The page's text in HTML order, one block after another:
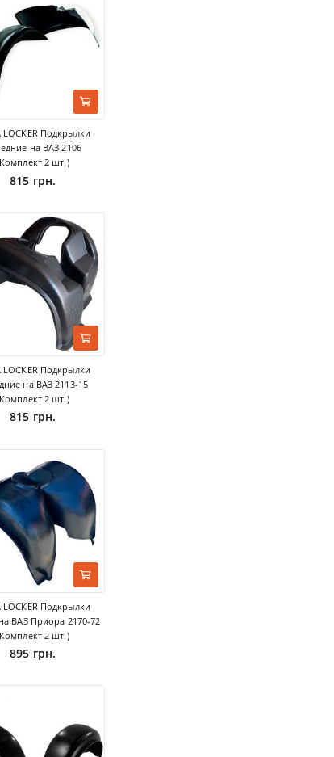
LOCKER Подкрылки
на ВАЗ 2106
2 шт.)
815 грн.
LOCKER Подкрылки
на ВАЗ 2113-15
2 шт.)
815 грн.
LOCKER Подкрылки
ВАЗ Приора 2170-72
2 шт.)
895 грн.